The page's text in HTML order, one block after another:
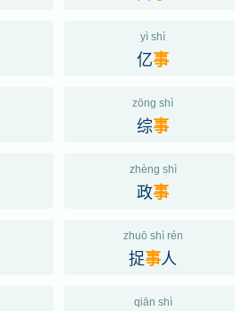
yì shì
亿事
zōng shì
综事
zhèng shì
政事
zhuō shì rén
捉事人
qiān shì